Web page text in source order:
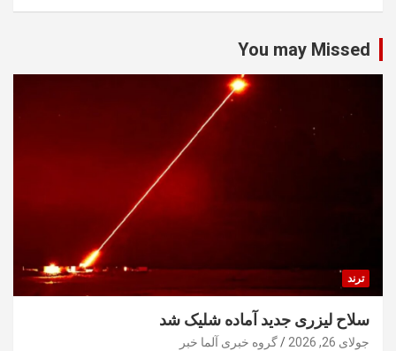
You may Missed
ترند
سلاح لیزری جدید آماده شلیک شد
جولای 26, 2026 گروه خبری آلما خبر